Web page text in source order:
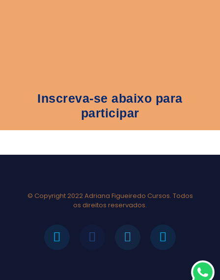
Inscreva-se abaixo para
participar
© Copyright 2022 Adriana Figueiredo Cursos. Todos
os direitos reservados.